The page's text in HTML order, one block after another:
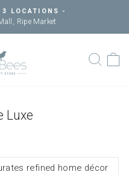
LOCATIONS -
Ripe Market
Luxe
refined home décor